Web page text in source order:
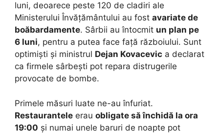
luni, deoarece peste 120 de cladiri ale
Ministerului Învățământului au fost avariate de
boăbardamente. Sârbii au întocmit un plan pe
6 luni, pentru a putea face față războiului. Sunt
optimiști și ministrul Dejan Kovacevic a declarat
ca firmele sârbești pot repara distrugerile
provocate de bombe.
Primele măsuri luate ne-au înfuriat.
Restaurantele erau obligate să închidă la ora
19:00 și numai unele baruri de noapte pot